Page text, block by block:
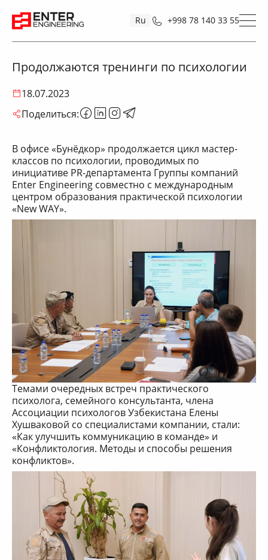
Ru +998 78 140 33 55
Продолжаются тренинги по психологии
18.07.2023
Поделиться:
В офисе «Бунёдкор» продолжается цикл мастер-
классов по психологии, проводимых по
инициативе PR-департамента Группы компаний
Enter Engineering совместно с международным
центром образования практической психологии
«New WAY».
Темами очередных встреч практического
психолога, семейного консультанта, члена
Ассоциации психологов Узбекистана Елены
Хушваковой со специалистами компании, стали:
«Как улучшить коммуникацию в команде» и
«Конфликтология. Методы и способы решения
конфликтов».